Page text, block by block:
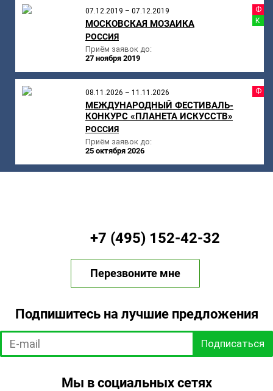
07.12.2019 – 07.12.2019
МОСКОВСКАЯ МОЗАИКА
РОССИЯ
Приём заявок до:
27 ноября 2019
08.11.2026 – 11.11.2026
МЕЖДУНАРОДНЫЙ ФЕСТИВАЛЬ-
КОНКУРС «ПЛАНЕТА ИСКУССТВ»
РОССИЯ
Приём заявок до:
25 октября 2026
+7 (495) 152-42-32
Перезвоните мне
Подпишитесь на лучшие предложения
Подписаться
Мы в социальных сетях